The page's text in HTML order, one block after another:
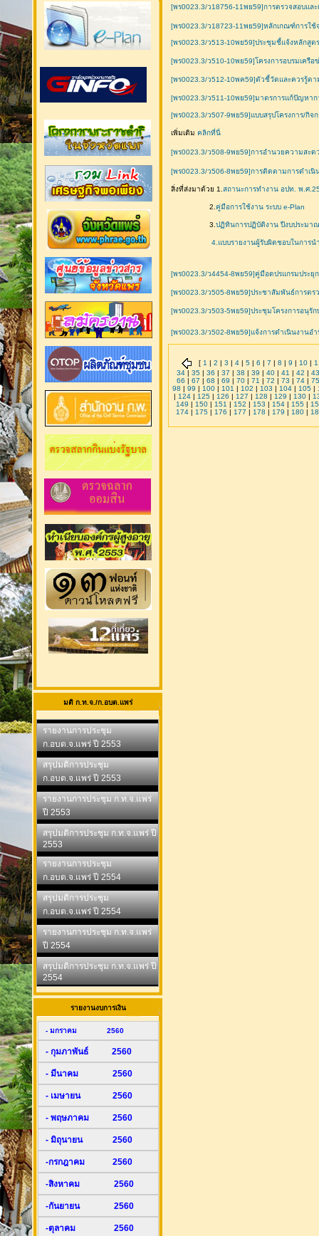
มติ ก.ท.จ./ก.อบต.แพร่
รายงานการประชุม
ก.อบต.จ.แพร่ ปี 2553
สรุปมติการประชุม
ก.อบต.จ.แพร่ ปี 2553
รายงานการประชุม ก.ท.จ.แพร่
ปี 2553
สรุปมติการประชุม ก.ท.จ.แพร่ ปี
2553
รายงานการประชุม
ก.อบต.จ.แพร่ ปี 2554
สรุปมติการประชุม
ก.อบต.จ.แพร่ ปี 2554
รายงานการประชุม ก.ท.จ.แพร่
ปี 2554
สรุปมติการประชุม ก.ท.จ.แพร่ ปี
2554
รายงานงบการเงิน
- มกราคม 2560
- กุมภาพันธ์ 2560
- มีนาคม 2560
- เมษายน 2560
- พฤษภาคม 2560
- มิถุนายน 2560
-กรกฎาคม 2560
-สิงหาคม 2560
-กันยายน 2560
-ตุลาคม 2560
[พร0023.3/ว18756-11พย59]การตรวจสอบแ
[พร0023.3/ว18723-11พย59]หลักเกณฑ์การใช้
[พร0023.3/ว513-10พย59]ประชุมชี้แจ้งหลักสู
[พร0023.3/ว510-10พย59]โครงการอบรมเครื
[พร0023.3/ว512-10พค59]ตัวชี้วัดและควรรู้ต
[พร0023.3/ว511-10พย59]มาตรการแก้ปัญหาก
[พร0023.3/ว507-9พย59]แบบสรุปโครงการ/กิจ
เพิ่มเติม คลิกที่นี่
[พร0023.3/ว508-9พย59]การอำนวยความสะด
[พร0023.3/ว506-8พย59]การติดตามการดำเนิ
สิ่งที่ส่งมาด้วย 1. สถานะการทำงาน อปท. พ.ศ
2. คู่มือการใช้งาน ระบบ e-Plan
3. ปฏิทินการปฏิบัติงาน ปีงบประมา
4.แบบรายงานผู้รับผิดชอบในการน
[พร0023.3/ว4454-8พย59]คู่มือดปรแกรมประยุ
[พร0023.3/ว505-8พย59]ประชาสัมพันธ์การต
[พร0023.3/ว503-5พย59]ประชุมโครงการอนุรั
[พร0023.3/ว502-8พย59]แจ้งการดำเนินงานอ
[ 1 | 2 | 3 | 4| 5| 6 | 7 | 8 | 9 | 10|
34 | 35 | 36 | 37 | 38 | 39 | 40 | 41 | 42 | 43
66 | 67 | 68 | 69 | 70 | 71 | 72 | 73 | 74 | 75
98 | 99 | 100 | 101 | 102 | 103 | 104 | 105 |
| 124| 125| 126 | 127 | 128 | 129 | 130|
149 | 150| 151 | 152 | 153 | 154| 155|
174| 175| 176 | 177 | 178 | 179 | 180|